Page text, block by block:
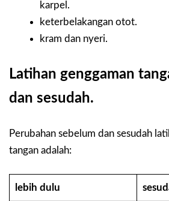
karpel.
keterbelakangan otot.
kram dan nyeri.
Latihan genggaman
dan sesudah.
Perubahan sebelum dan sesudah
tangan adalah:
lebih dulu